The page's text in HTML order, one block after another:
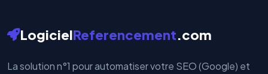
LogicielReferencement.com
La solution n°1 pour automatiser votre SEO (Google) et